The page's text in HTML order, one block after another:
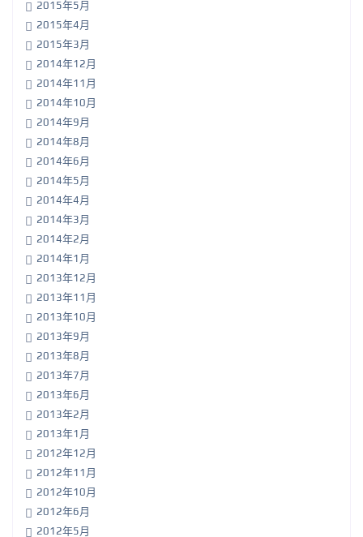
2015年5月
2015年4月
2015年3月
2014年12月
2014年11月
2014年10月
2014年9月
2014年8月
2014年6月
2014年5月
2014年4月
2014年3月
2014年2月
2014年1月
2013年12月
2013年11月
2013年10月
2013年9月
2013年8月
2013年7月
2013年6月
2013年2月
2013年1月
2012年12月
2012年11月
2012年10月
2012年6月
2012年5月